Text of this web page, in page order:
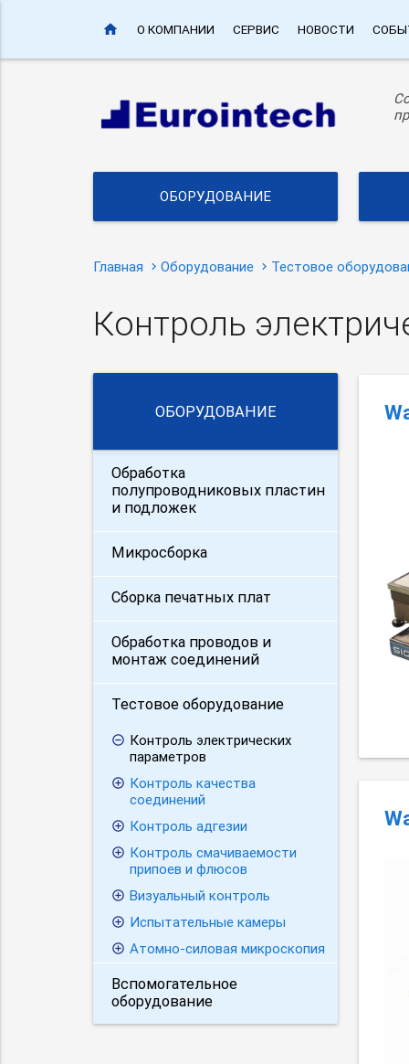
home О КОМПАНИИ СЕРВИС НОВОСТИ
ОБОРУДОВАНИЕ
Главная Оборудование Тестовое
Контроль
ОБОРУДОВАНИЕ
Обработка
полупроводниковых пластин
и подложек
Микросборка
Сборка печатных плат
Обработка проводов и
монтаж соединений
Тестовое оборудование
Контроль электрических
параметров
Контроль качества
соединений
Контроль адгезии
Контроль смачиваемости
припоев и флюсов
Визуальный контроль
Испытательные камеры
Атомно-силовая микроскопия
Вспомогательное
оборудование